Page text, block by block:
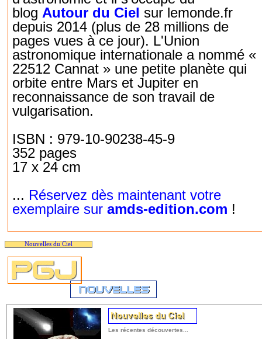
blog Autour du Ciel sur lemonde.fr
depuis 2014 (plus de 28 millions de
pages vues à ce jour). L'Union
astronomique internationale a nommé «
22512 Cannat » une petite planète qui
orbite entre Mars et Jupiter en
reconnaissance de son travail de
vulgarisation.
ISBN : 979-10-90238-45-9
352 pages
17 x 24 cm
... Réservez dès maintenant votre
exemplaire sur amds-edition.com !
Nouvelles du Ciel
Les récentes découvertes...